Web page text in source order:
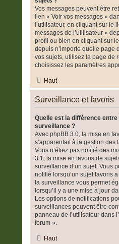
Vos messages peuvent être
lien « Voir vos messages »
l’utilisateur, en cliquant sur le
messages de l’utilisateur »
profil ou bien en cliquant sur
depuis n’importe quelle page
vos sujets, utilisez la page de
choisissez les paramètres
Haut
Surveillance et favoris
Quelle est la différence
surveillance ?
Avec phpBB 3.0, la mise en
s’apparentait à la gestion des
Vous n’étiez pas notifié des
3.1, la mise en favoris de
surveillance d’un sujet. Vous
notifié lorsqu’un sujet favoris
la surveillance vous permet
lorsqu’il y a une mise à jour
Les options de notifications
surveillances peuvent être
panneau de l’utilisateur dans
forum ».
Haut